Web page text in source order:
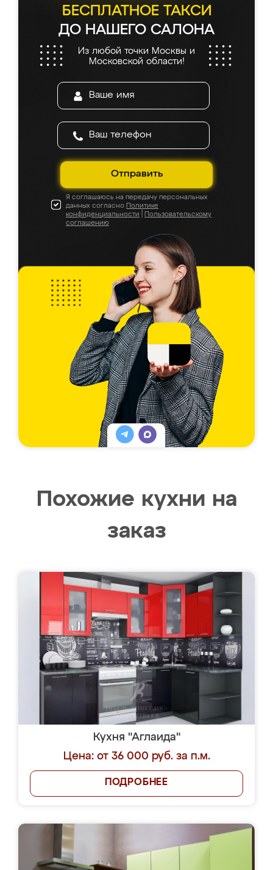
БЕСПЛАТНОЕ ТАКСИ
ДО НАШЕГО САЛОНА
Из любой точки Москвы и
Московской области!
Отправить
Я соглашаюсь на передачу персональных
данных согласно Политике
конфиденциальности
Пользовательскому
соглашению
Похожие кухни на
заказ
Кухня "Аглаида"
Цена: от 36 000 руб. за п.м.
ПОДРОБНЕЕ